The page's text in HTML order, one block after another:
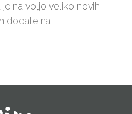
na voljo veliko novih
dodate na